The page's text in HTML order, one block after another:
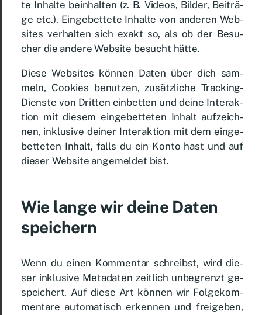
te In­hal­te be­inhal­ten (z. B. Vi­de­os, Bil­der, Bei­trä­
ge etc.). Ein­ge­bet­te­te In­hal­te von an­de­ren Web­
sites ver­hal­ten sich ex­akt so, als ob der Be­su­
cher die an­de­re Web­site be­sucht hät­te.
Die­se Web­sites kön­nen Da­ten über dich sam­
meln, Coo­kies be­nut­zen, zu­sätz­li­che Track­ing-
Diens­te von Drit­ten ein­bet­ten und dei­ne In­ter­ak­
ti­on mit die­sem ein­ge­bet­te­ten In­halt auf­zeich­
nen, in­klu­si­ve dei­ner In­ter­ak­ti­on mit dem ein­ge­
bet­te­ten In­halt, falls du ein Kon­to hast und auf
die­ser Web­site an­ge­mel­det bist.
Wie lan­ge wir dei­ne Da­ten
spei­chern
Wenn du ei­nen Kom­men­tar schreibst, wird die­
ser in­klu­si­ve Me­ta­da­ten zeit­lich un­be­grenzt ge­
spei­chert. Auf die­se Art kön­nen wir Fol­ge­kom­
men­ta­re au­to­ma­tisch er­ken­nen und frei­ge­ben,